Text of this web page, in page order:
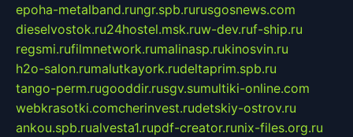
epoha-metalband.rungr.spb.rurusgosnews.com
dieselvostok.ru24hostel.msk.ruw-dev.ruf-ship.ru
regsmi.rufilmnetwork.rumalinasp.rukinosvin.ru
h2o-salon.rumalutkayork.rudeltaprim.spb.ru
tango-perm.rugooddir.rusgv.sumultiki-online.com
webkrasotki.comcherinvest.rudetskiy-ostrov.ru
ankou.spb.rualvesta1.rupdf-creator.runix-files.org.ru